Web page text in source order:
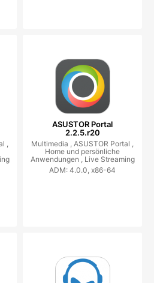
,
ASUSTOR Portal
2.2.5.r20
Multimedia , ASUSTOR Portal ,
Home und persönliche
Anwendungen , Live Streaming
ADM: 4.0.0, x86-64